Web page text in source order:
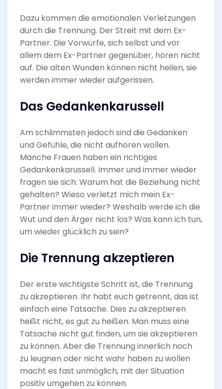
Dazu kommen die emotionalen Verletzungen
durch die Trennung. Der Streit mit dem Ex-
Partner. Die Vorwürfe, sich selbst und vor
allem dem Ex-Partner gegenüber, hören nicht
auf. Die alten Wunden können nicht heilen, sie
werden immer wieder aufgerissen.
Das Gedankenkarussell
Am schlimmsten jedoch sind die Gedanken
und Gefühle, die nicht aufhören wollen.
Manche Frauen haben ein richtiges
Gedankenkarussell. Immer und immer wieder
fragen sie sich: Warum hat die Beziehung nicht
gehalten? Wieso verletzt mich mein Ex-
Partner immer wieder? Weshalb werde ich die
Wut und den Ärger nicht los? Was kann ich tun,
um wieder glücklich zu sein?
Die Trennung akzeptieren
Der erste wichtigste Schritt ist, die Trennung
zu akzeptieren. Ihr habt euch getrennt, das ist
einfach eine Tatsache. Dies zu akzeptieren
heißt nicht, es gut zu heißen. Man muss eine
Tatsache nicht gut finden, um sie akzeptieren
zu können. Aber die Trennung innerlich noch
zu leugnen oder nicht wahr haben zu wollen
macht es fast unmöglich, mit der Situation
positiv umgehen zu können.